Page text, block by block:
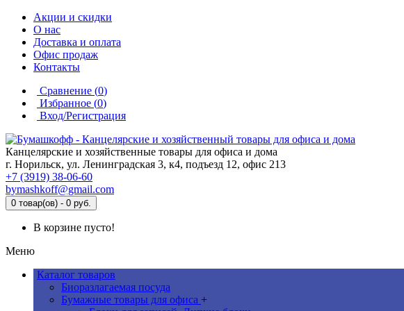
Акции и скидки
О нас
Доставка и оплата
Офис продаж
Контакты
Сравнение (0)
Избранное (0)
Вход/Регистрация
Канцелярские и хозяйственные товары для офиса и дома
г. Норильск, ул. Ленинградская 3, к4, подъезд 12, офис 213
+7 (3919) 38-06-60
bymashkoff@gmail.com
0 товар(ов) - 0 руб.
В корзине пусто!
Меню
Каталог товаров
Биоразлагаемая посуда
Бумажные товары для офиса +